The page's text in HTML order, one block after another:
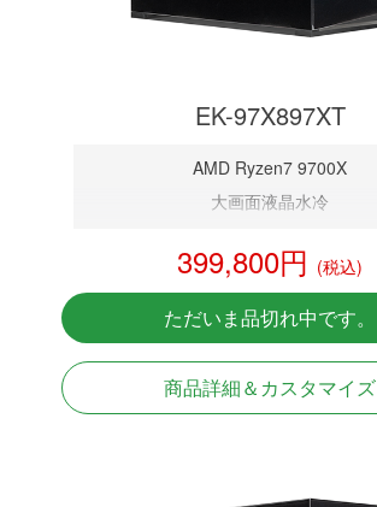
EK-97X897XT
AMD Ryzen7 9700X
大画面液晶水冷
RX9070XT 16GB
NVMeSSD 1TB
無線LAN Bluetooth対応
Windows11 Home 64bit
399,800円 (税込)
ただいま品切れ中です。
商品詳細＆カスタマイズ